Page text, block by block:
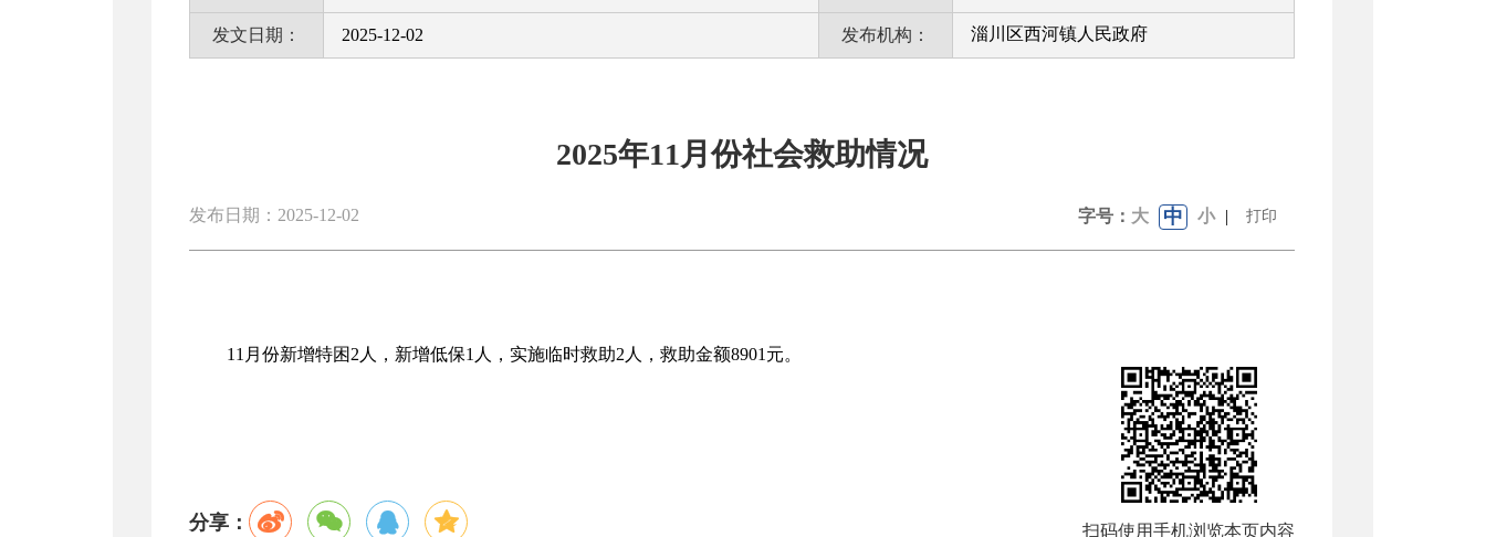
发文日期： 2025-12-02 发布机构： 淄川区西河镇人民政府
2025年11月份社会救助情况
发布日期：2025-12-02 字号： 大 中 小 | 打印
11月份新增特困2人，新增低保1人，实施临时救助2人，救助金额8901元。
分享： 扫码使用手机浏览本页内容